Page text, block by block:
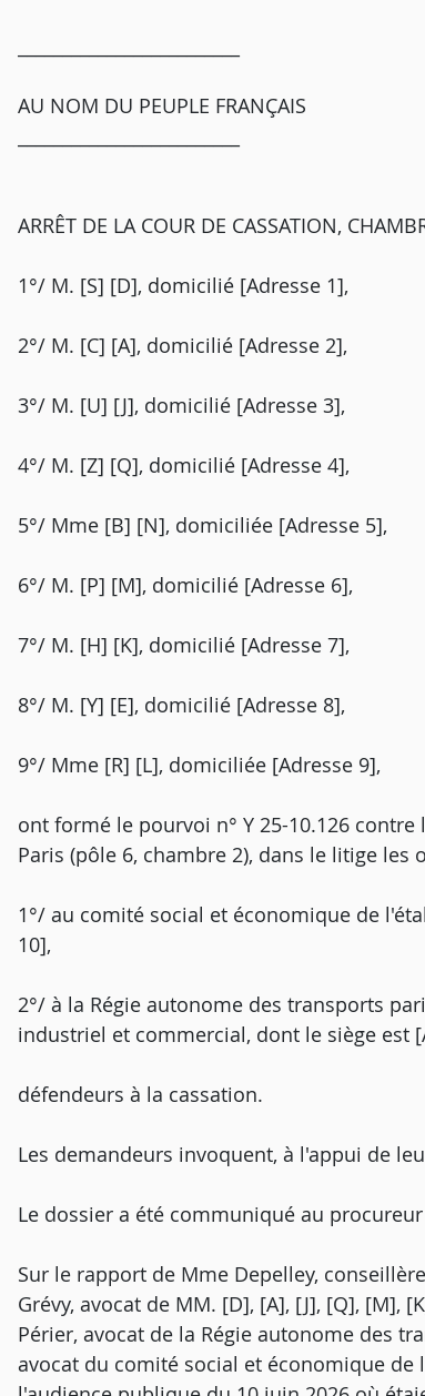
AU NOM DU PEUPLE FRANÇAIS
ARRÊT DE LA COUR DE CASSATION,
1°/ M. [S] [D], domicilié [Adresse 1],
2°/ M. [C] [A], domicilié [Adresse 2],
3°/ M. [U] [J], domicilié [Adresse 3],
4°/ M. [Z] [Q], domicilié [Adresse 4],
5°/ Mme [B] [N], domiciliée [Adresse 5],
6°/ M. [P] [M], domicilié [Adresse 6],
7°/ M. [H] [K], domicilié [Adresse 7],
8°/ M. [Y] [E], domicilié [Adresse 8],
9°/ Mme [R] [L], domiciliée [Adresse 9],
ont formé le pourvoi n° Y 25-10.126
Paris (pôle 6, chambre 2), dans le litige les
1°/ au comité social et économique de
10],
2°/ à la Régie autonome des transports
industriel et commercial, dont le siège est
défendeurs à la cassation.
Les demandeurs invoquent, à l'appui de
Le dossier a été communiqué au
Sur le rapport de Mme Depelley,
Grévy, avocat de MM. [D], [A], [J], [Q], [M],
Périer, avocat de la Régie autonome des
avocat du comité social et économique de